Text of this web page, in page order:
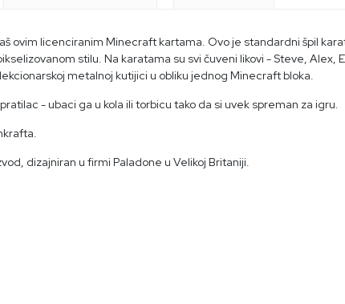
ovim licenciranim Minecraft kartama. Ovo je standardni špil
stilu. Na karatama su svi čuveni likovi - Steve, Alex,
metalnoj kutijici u obliku jednog Minecraft bloka.
- ubaci ga u kola ili torbicu tako da si uvek spreman za igru.
dizajniran u firmi Paladone u Velikoj Britaniji.